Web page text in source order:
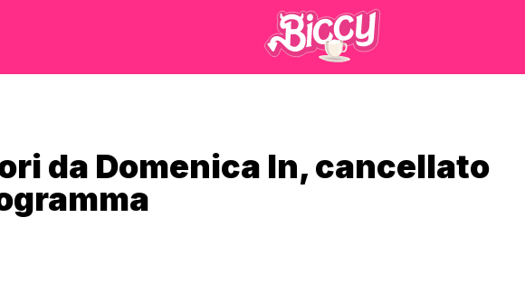
da Domenica In, cancellato